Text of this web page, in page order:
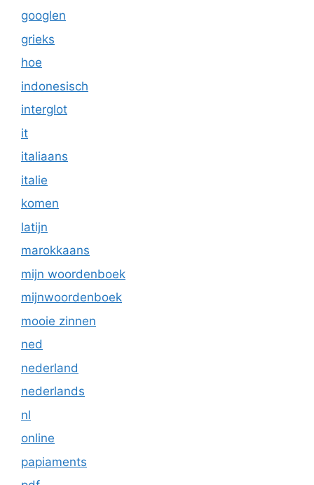
googlen
grieks
hoe
indonesisch
interglot
it
italiaans
italie
komen
latijn
marokkaans
mijn woordenboek
mijnwoordenboek
mooie zinnen
ned
nederland
nederlands
nl
online
papiaments